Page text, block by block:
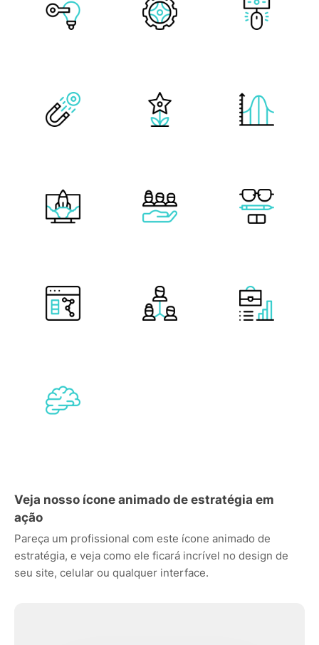
Veja nosso ícone animado de estratégia em
ação
Pareça um profissional com este ícone animado de
estratégia, e veja como ele ficará incrível no design de
seu site, celular ou qualquer interface.